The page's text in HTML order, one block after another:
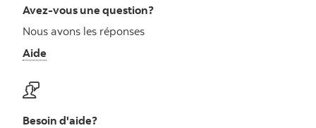
Avez-vous une question?
Nous avons les réponses
Aide
Besoin d'aide?